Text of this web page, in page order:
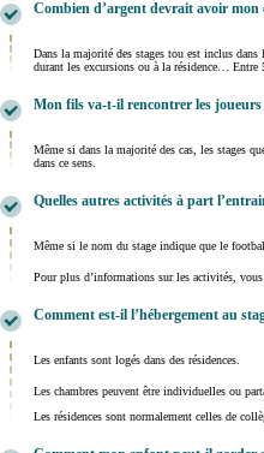
Combien d’argent devrait avoir mon
Dans la majorité des stages tou est inclus
durant les excursions ou à la résidence… Entre
Mon fils va-t-il rencontrer les joueurs
Même si dans la majorité des cas, les stages
dans ce sens.
Quelles autres activités à part
Même si le nom du stage indique que le
Pour plus d’informations sur les activités,
Comment est-il l’hébergement au
Les enfants sont logés dans des résidences.
Les chambres peuvent être individuelles ou
Les résidences sont normalement celles de